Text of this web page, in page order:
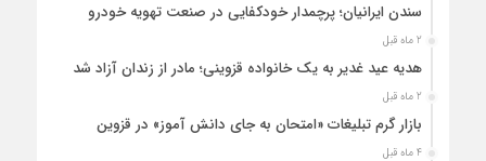
سندن ایرانیان؛ پرچمدار خودکفایی در صنعت تهویه خودرو
2 ماه قبل
هدیه عید غدیر به یک خانواده قزوینی؛ مادر از زندان آزاد شد
2 ماه قبل
بازار گرم تبلیغات «امتحان به جای دانش‌ آموز» در قزوین
4 ماه قبل